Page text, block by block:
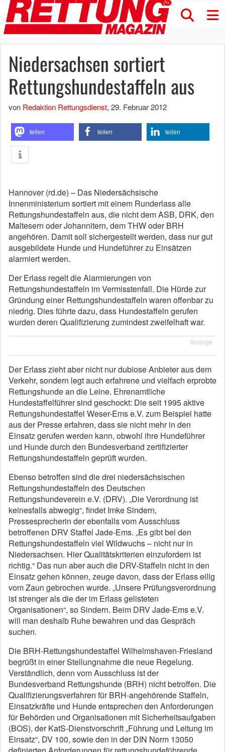
Niedersachsen sortiert
Rettungshundestaffeln aus
von Redaktion Rettungsdienst, 29. Februar 2012
teilen teilen teilen
Hannover (rd.de) – Das Niedersächsische
Innenministerium sortiert mit einem Runderlass alle
Rettungshundestaffeln aus, die nicht dem ASB, DRK, den
Maltesern oder Johannitern, dem THW oder BRH
angehören. Damit soll sichergestellt werden, dass nur gut
ausgebildete Hunde und Hundeführer zu Einsätzen
alarmiert werden.
Der Erlass regelt die Alarmierungen von
Rettungshundestaffeln im Vermisstenfall. Die Hürde zur
Gründung einer Rettungshundestaffeln waren offenbar zu
niedrig. Dies führte dazu, dass Hundestaffeln gerufen
wurden deren Qualifizierung zumindest zweifelhaft war.
Anzeige
Der Erlass zieht aber nicht nur dubiose Anbieter aus dem
Verkehr, sondern legt auch erfahrene und vielfach erprobte
Rettungshunde an die Leine. Ehrenamtliche
Hundestaffelführer sind geschockt: Die seit 1995 aktive
Rettungshundestaffel Weser-Ems e.V. zum Beispiel hatte
aus der Presse erfahren, dass sie nicht mehr in den
Einsatz gerufen werden kann, obwohl ihre Hundeführer
und Hunde durch den Bundesverband zertifizierter
Rettungshundestaffeln geprüft wurden.
Ebenso betroffen sind die drei niedersächsischen
Rettungshundestaffeln des Deutschen
Rettungshundeverein e.V. (DRV). „Die Verordnung ist
keinesfalls abwegig“, findet Imke Sindern,
Pressesprecherin der ebenfalls vom Ausschluss
betroffenen DRV Staffel Jade-Ems. „Es gibt bei den
Rettungshundestaffeln viel Wildwuchs – nicht nur in
Niedersachsen. Hier Qualitätskriterien einzufordern ist
richtig.“ Das nun aber auch die DRV-Staffeln nicht in den
Einsatz gehen können, zeuge davon, dass der Erlass eilig
vom Zaun gebrochen wurde. „Unsere Prüfungsverordnung
ist strenger als die der im Erlass gelisteten
Organisationen“, so Sindern. Beim DRV Jade-Ems e.V.
will man deshalb Ruhe bewahren und das Gespräch
suchen.
Die BRH-Rettungshundestaffel Wilhelmshaven-Friesland
begrüßt in einer Stellungnahme die neue Regelung.
Verständlich, denn vom Ausschluss ist der
Bundesverband Rettungshunde (BRH) nicht betroffen. Die
Qualifizierungsverfahren für BRH-angehörende Staffeln,
Einsatzkräfte und Hunde entsprechen den Anforderungen
für Behörden und Organisationen mit Sicherheitsaufgaben
(BOS), der KatS-Dienstvorschrift „Führung und Leitung im
Einsatz“, DV 100, sowie den in der DIN Norm 13050